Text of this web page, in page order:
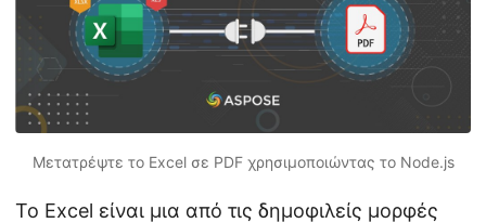
Μετατρέψτε το Excel σε PDF χρησιμοποιώντας το Node.js
Το Excel είναι μια από τις δημοφιλείς μορφές